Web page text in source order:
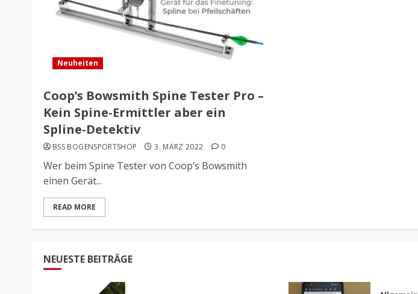
Neuheiten
Coop’s Bowsmith Spine Tester Pro –
Kein Spine-Ermittler aber ein
Spline-Detektiv
BSS BOGENSPORTSHOP 3. MÄRZ 2022 0
Wer beim Spine Tester von Coop’s Bowsmith
einen Gerät...
READ MORE
NEUESTE BEITRÄGE